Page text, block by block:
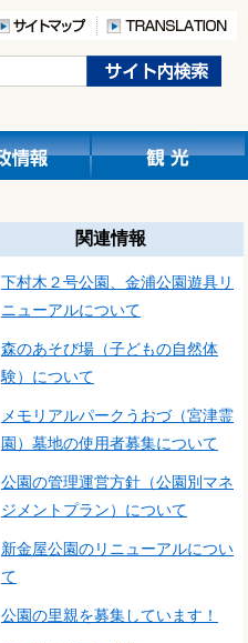
関連情報
下村木２号公園、金浦公園遊具リ
ニューアルについて
森のあそび場（子どもの自然体
験）について
メモリアルパークうおづ（宮津霊
園）墓地の使用者募集について
公園の管理運営方針（公園別マネ
ジメントプラン）について
新金屋公園のリニューアルについ
て
公園の里親を募集しています！